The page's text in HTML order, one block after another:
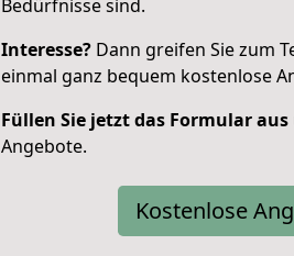
Bedürfnisse sind.
Interesse? Dann greifen Sie zum
einmal ganz bequem kostenlose
Füllen Sie jetzt das Formular aus
Angebote.
Kostenlose